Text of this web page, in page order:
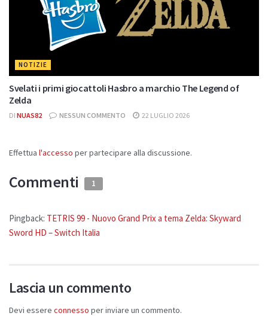
NOTIZIE
Svelati i primi giocattoli Hasbro a marchio The Legend of
Zelda
DI NUAS82 NESSUN COMMENTO 22 LUGLIO 2026
Effettua l'accesso per partecipare alla discussione.
Commenti 1
Pingback: TETRIS 99 - Nuovo Grand Prix a tema Zelda: Skyward
Sword HD – Switch Italia
Lascia un commento
Devi essere connesso per inviare un commento.